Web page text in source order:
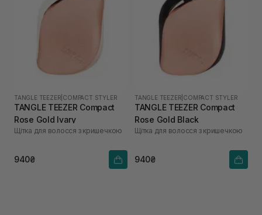
TANGLE TEEZER COMPACT STYLER
TANGLE TEEZER Compact
Rose Gold Ivary
Щітка для волосся з кришечкою
940₴
TANGLE TEEZER COMPACT STYLER
TANGLE TEEZER Compact
Rose Gold Black
Щітка для волосся з кришечкою
940₴